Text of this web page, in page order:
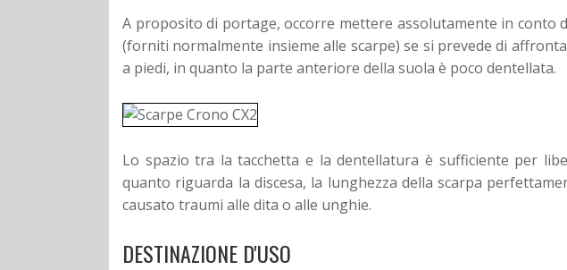
A proposito di portage, occorre mettere assolutamente in conto
(forniti normalmente insieme alle scarpe) se si prevede di
a piedi, in quanto la parte anteriore della suola è poco dentellata.
Lo spazio tra la tacchetta e la dentellatura è sufficiente per
quanto riguarda la discesa, la lunghezza della scarpa
causato traumi alle dita o alle unghie.
DESTINAZIONE D'USO